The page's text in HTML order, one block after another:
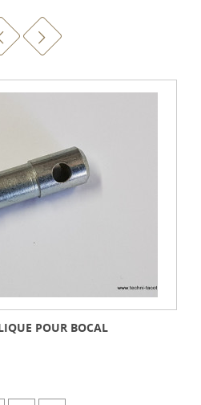
POUR BOCAL